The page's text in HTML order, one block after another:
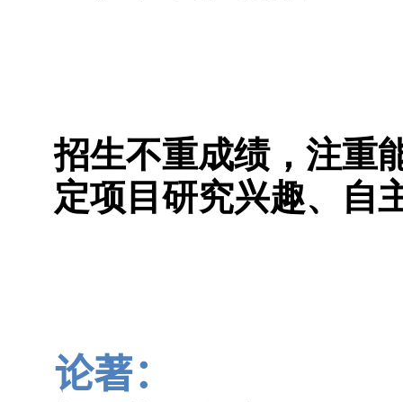
招生不重成绩，注重
定项目研究兴趣、自
论著：